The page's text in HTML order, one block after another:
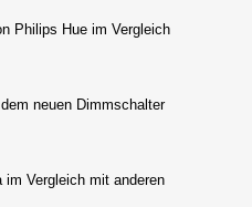
Philips Hue im Vergleich
neuen Dimmschalter
im Vergleich mit anderen